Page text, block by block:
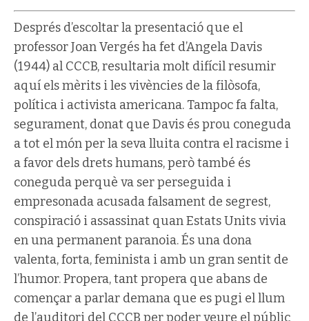
Després d’escoltar la presentació que el
professor Joan Vergés ha fet d’Angela Davis
(1944) al CCCB, resultaria molt difícil resumir
aquí els mèrits i les vivències de la filòsofa,
política i activista americana. Tampoc fa falta,
segurament, donat que Davis és prou coneguda
a tot el món per la seva lluita contra el racisme i
a favor dels drets humans, però també és
coneguda perquè va ser perseguida i
empresonada acusada falsament de segrest,
conspiració i assassinat quan Estats Units vivia
en una permanent paranoia. És una dona
valenta, forta, feminista i amb un gran sentit de
l’humor. Propera, tant propera que abans de
començar a parlar demana que es pugi el llum
de l’auditori del CCCB per poder veure el públic